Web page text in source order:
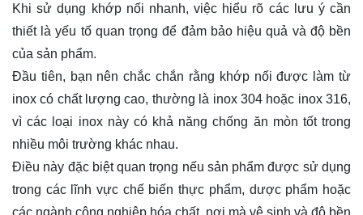
Khi sử dụng khớp nối nhanh, việc hiểu rõ các lưu ý cần
thiết là yếu tố quan trọng để đảm bảo hiệu quả và độ bền
của sản phẩm.
Đầu tiên, bạn nên chắc chắn rằng khớp nối được làm từ
inox có chất lượng cao, thường là inox 304 hoặc inox 316,
vì các loại inox này có khả năng chống ăn mòn tốt trong
nhiều môi trường khác nhau.
Điều này đặc biệt quan trọng nếu sản phẩm được sử dụng
trong các lĩnh vực chế biến thực phẩm, dược phẩm hoặc